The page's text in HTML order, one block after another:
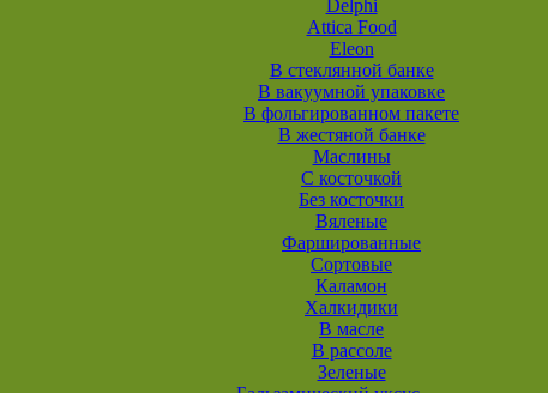
Delphi
Attica Food
Eleon
В стеклянной банке
В вакуумной упаковке
В фольгированном пакете
В жестяной банке
Маслины
С косточкой
Без косточки
Вяленые
Фаршированные
Сортовые
Каламон
Халкидики
В масле
В рассоле
Зеленые